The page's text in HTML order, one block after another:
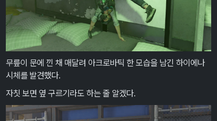
무릎이 문에 낀 채 매달려 아크로바틱 한 모습을 남긴 하이에나
시체를 발견했다.
자칫 보면 옆 구르기라도 하는 줄 알겠다.